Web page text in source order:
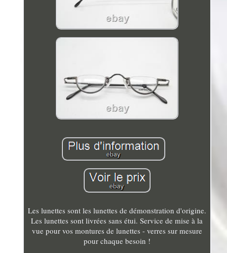
Les lunettes sont les lunettes de démonstration d'origine.
Les lunettes sont livrées sans étui. Service de mise à la
vue pour vos montures de lunettes - verres sur mesure
pour chaque besoin !